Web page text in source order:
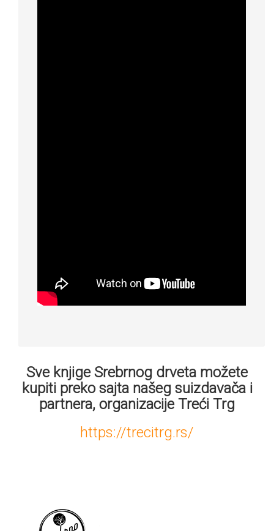
Sve knjige Srebrnog drveta možete
kupiti preko sajta našeg suizdavača i
partnera, organizacije Treći Trg
https://trecitrg.rs/